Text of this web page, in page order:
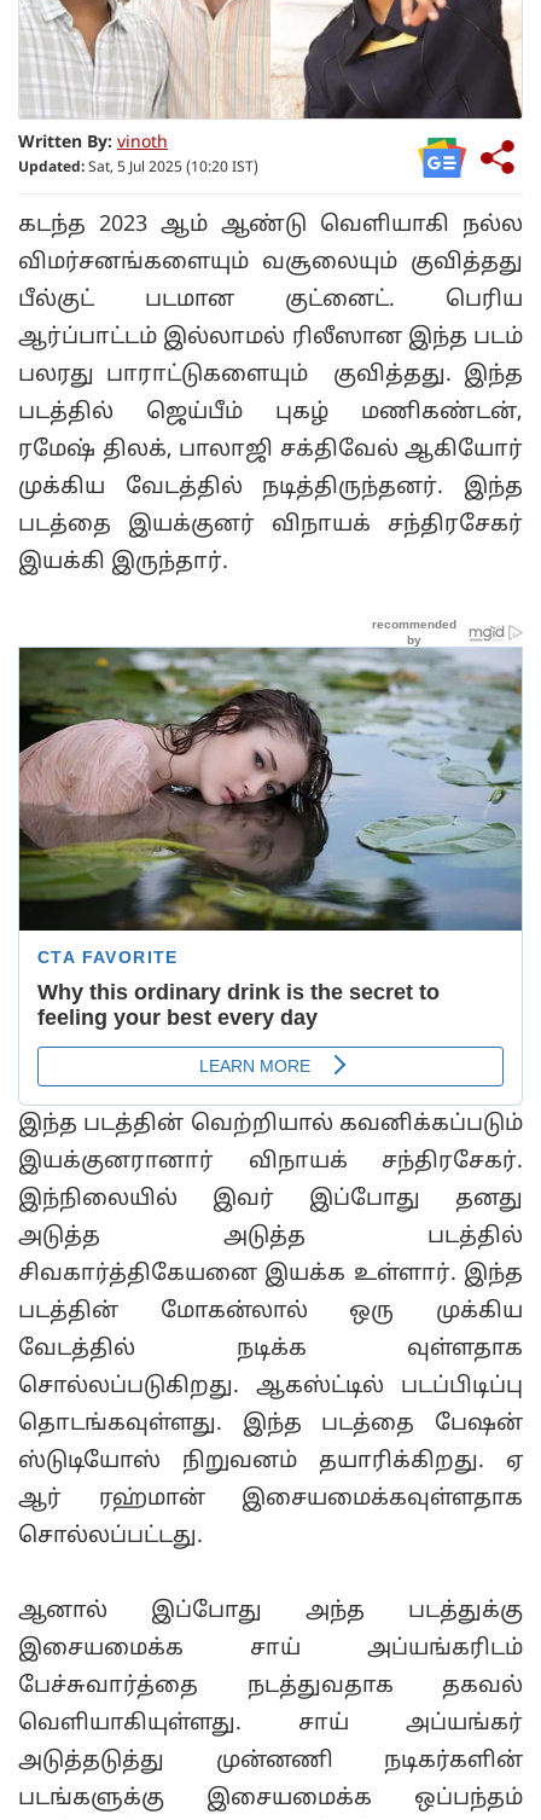
Written By: vinoth
Updated: Sat, 5 Jul 2025 (10:20 IST)
கடந்த 2023 ஆம் ஆண்டு வெளியாகி நல்ல
விமர்சனங்களையும் வசூலையும் குவித்தது
பீல்குட் படமான குட்னைட். பெரிய
ஆர்ப்பாட்டம் இல்லாமல் ரிலீஸான இந்த படம்
பலரது பாராட்டுகளையும் குவித்தது. இந்த
படத்தில் ஜெய்பீம் புகழ் மணிகண்டன்,
ரமேஷ் திலக், பாலாஜி சக்திவேல் ஆகியோர்
முக்கிய வேடத்தில் நடித்திருந்தனர். இந்த
படத்தை இயக்குனர் விநாயக் சந்திரசேகர்
இயக்கி இருந்தார்.
இந்த படத்தின் வெற்றியால் கவனிக்கப்படும்
இயக்குனரானார் விநாயக் சந்திரசேகர்.
இந்நிலையில் இவர் இப்போது தனது
அடுத்த அடுத்த படத்தில்
சிவகார்த்திகேயனை இயக்க உள்ளார். இந்த
படத்தின் மோகன்லால் ஒரு முக்கிய
வேடத்தில் நடிக்க வுள்ளதாக
சொல்லப்படுகிறது. ஆகஸ்ட்டில் படப்பிடிப்பு
தொடங்கவுள்ளது. இந்த படத்தை பேஷன்
ஸ்டுடியோஸ் நிறுவனம் தயாரிக்கிறது. ஏ
ஆர் ரஹ்மான் இசையமைக்கவுள்ளதாக
சொல்லப்பட்டது.
ஆனால் இப்போது அந்த படத்துக்கு
இசையமைக்க சாய் அப்யங்கரிடம்
பேச்சுவார்த்தை நடத்துவதாக தகவல்
வெளியாகியுள்ளது. சாய் அப்யங்கர்
அடுத்தடுத்து முன்னணி நடிகர்களின்
படங்களுக்கு இசையமைக்க ஒப்பந்தம்